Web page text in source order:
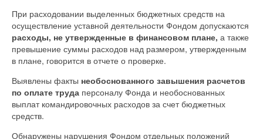
При расходовании выделенных бюджетных средств на
осуществление уставной деятельности Фондом допускаются
расходы, не утвержденные в финансовом плане, а также
превышение суммы расходов над размером, утвержденным
в плане, говорится в отчете о проверке.
Выявлены факты необоснованного завышения расчетов
по оплате труда персоналу Фонда и необоснованных
выплат командировочных расходов за счет бюджетных
средств.
Обнаружены нарушения Фондом отдельных положений